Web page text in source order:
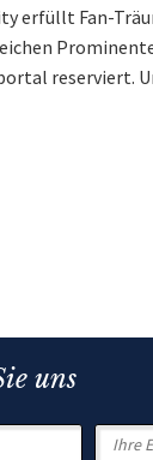
erfüllt Fan-
reserviert.
uns